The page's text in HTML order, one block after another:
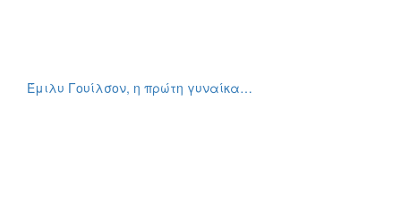
Έμιλυ Γουίλσον, η πρώτη γυναίκα…